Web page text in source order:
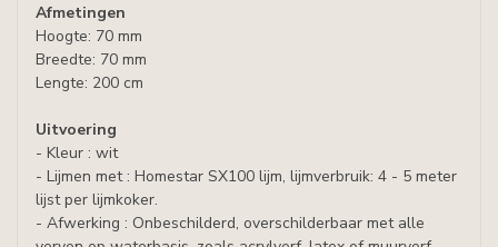
Afmetingen
Hoogte: 70 mm
Breedte: 70 mm
Lengte: 200 cm
Uitvoering
- Kleur : wit
- Lijmen met : Homestar SX100 lijm, lijmverbruik: 4 - 5 meter
lijst per lijmkoker.
- Afwerking : Onbeschilderd, overschilderbaar met alle